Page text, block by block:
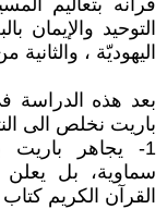
قرآنه بتعاليم
التوحيد
اليهوديّة ،
بعد هذه الدراسة
باريت نخلص الى
1- يجاهر باريت
سماوية، بل
القرآن الكريم